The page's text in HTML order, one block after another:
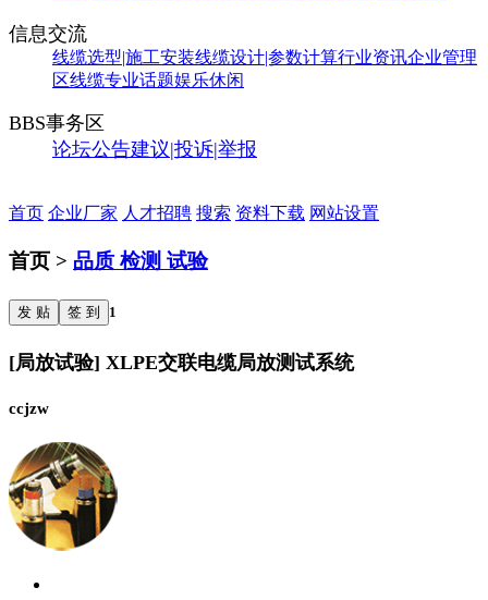
信息交流
线缆选型|施工安装线缆设计|参数计算行业资讯企业管理
区线缆专业话题娱乐休闲
BBS事务区
论坛公告建议|投诉|举报
首页 企业厂家 人才招聘 搜索 资料下载 网站设置
首页 > 品质 检测 试验
发 贴 签 到 1
[局放试验] XLPE交联电缆局放测试系统
ccjzw